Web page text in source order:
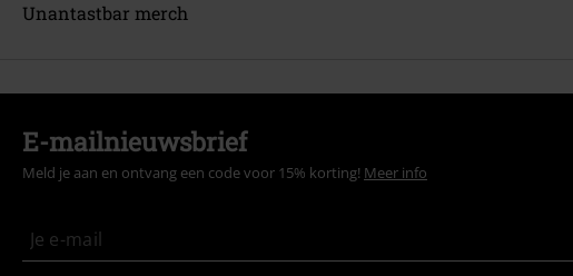
Unantastbar merch
E-mailnieuwsbrief
Meld je aan en ontvang een code voor 15% korting! Meer info